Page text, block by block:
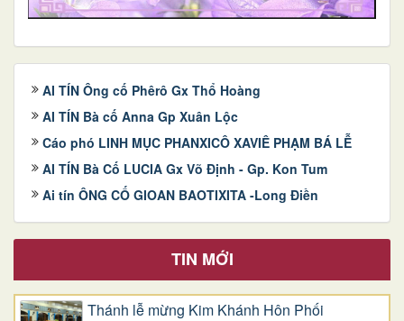
AI TÍN Ông cố Phêrô Gx Thổ Hoàng
AI TÍN Bà cố Anna Gp Xuân Lộc
Cáo phó LINH MỤC PHANXICÔ XAVIÊ PHẠM BÁ LỄ
AI TÍN Bà Cố LUCIA Gx Võ Định - Gp. Kon Tum
Ai tín ÔNG CỐ GIOAN BAOTIXITA -Long Điền
TIN MỚI
Thánh lễ mừng Kim Khánh Hôn Phối